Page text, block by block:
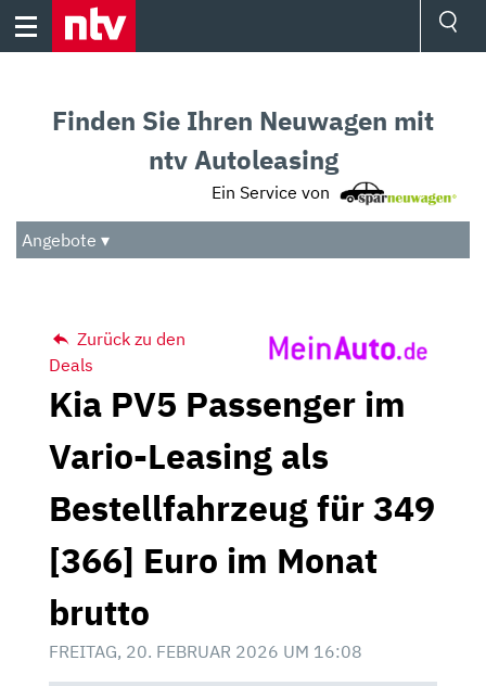
Skip
Audio
Das Beste
Finden Sie Ihren Neuwagen mit
ntv Autoleasing
Ein Service von
Angebote ▾
Zurück zu den
Deals
Kia PV5 Passenger im
Vario-Leasing als
Bestellfahrzeug für 349
[366] Euro im Monat
brutto
FREITAG, 20. FEBRUAR 2026 UM 16:08